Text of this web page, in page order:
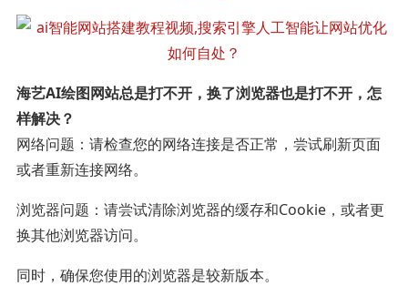
海艺AI绘图网站总是打不开，换了浏览器也是打不开，怎
样解决？
网络问题：请检查您的网络连接是否正常，尝试刷新页面
或者重新连接网络。
浏览器问题：请尝试清除浏览器的缓存和Cookie，或者更
换其他浏览器访问。
同时，确保您使用的浏览器是较新版本。